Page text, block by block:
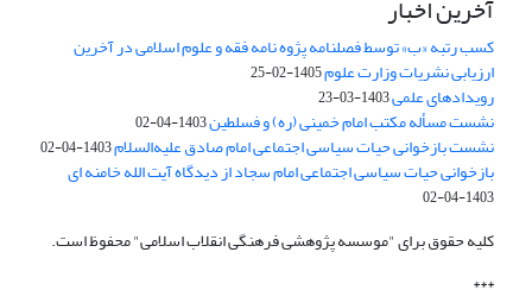
آخرین اخبار
کسب رتبه «ب» توسط فصلنامه پژوه نامه فقه و علوم اسلامی در آخرین
ارزیابی نشریات وزارت علوم1405-02-25
رویدادهای علمی1403-03-23
نشست مسأله مکتب امام خمینی (ره) و فسلطین1403-04-02
نشست بازخوانی حیات سیاسی اجتماعی امام صادق علیه‌السلام1403-04-02
بازخوانی حیات سیاسی اجتماعی امام سجاد از دیدگاه آیت الله خامنه ای
1403-04-02
کلیه حقوق برای "موسسه پژوهشی فرهنگی انقلاب اسلامی" محفوظ است.